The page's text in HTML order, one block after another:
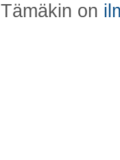
Tämäkin on